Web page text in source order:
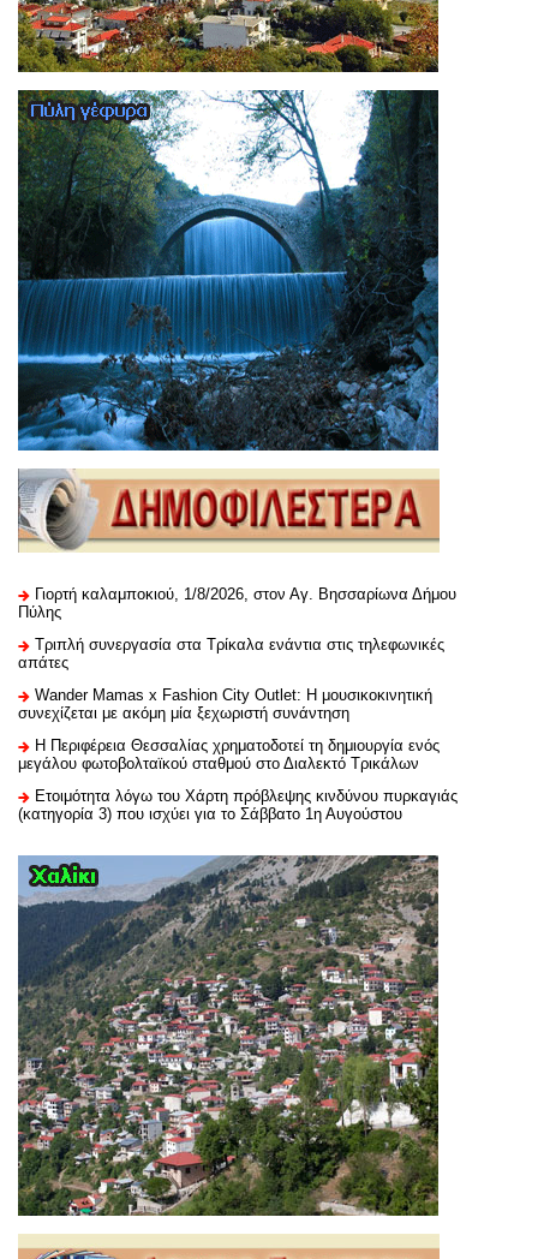
Γιορτή καλαμποκιού, 1/8/2026, στον Αγ. Βησσαρίωνα Δήμου
Πύλης
Τριπλή συνεργασία στα Τρίκαλα ενάντια στις τηλεφωνικές
απάτες
Wander Mamas x Fashion City Outlet: Η μουσικοκινητική
συνεχίζεται με ακόμη μία ξεχωριστή συνάντηση
H Περιφέρεια Θεσσαλίας χρηματοδοτεί τη δημιουργία ενός
μεγάλου φωτοβολταϊκού σταθμού στο Διαλεκτό Τρικάλων
Ετοιμότητα λόγω του Χάρτη πρόβλεψης κινδύνου πυρκαγιάς
(κατηγορία 3) που ισχύει για το Σάββατο 1η Αυγούστου